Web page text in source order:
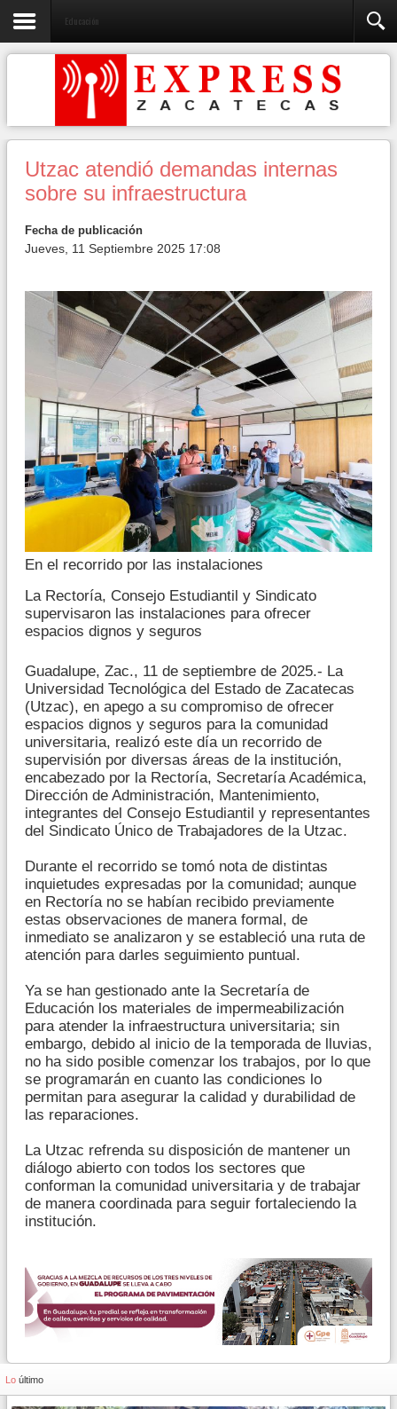
Educación
Utzac atendió demandas internas
sobre su infraestructura
Fecha de publicación
Jueves, 11 Septiembre 2025 17:08
En el recorrido por las instalaciones
La Rectoría, Consejo Estudiantil y Sindicato
supervisaron las instalaciones para ofrecer
espacios dignos y seguros
Guadalupe, Zac., 11 de septiembre de 2025.- La
Universidad Tecnológica del Estado de Zacatecas
(Utzac), en apego a su compromiso de ofrecer
espacios dignos y seguros para la comunidad
universitaria, realizó este día un recorrido de
supervisión por diversas áreas de la institución,
encabezado por la Rectoría, Secretaría Académica,
Dirección de Administración, Mantenimiento,
integrantes del Consejo Estudiantil y representantes
del Sindicato Único de Trabajadores de la Utzac.
Durante el recorrido se tomó nota de distintas
inquietudes expresadas por la comunidad; aunque
en Rectoría no se habían recibido previamente
estas observaciones de manera formal, de
inmediato se analizaron y se estableció una ruta de
atención para darles seguimiento puntual.
Ya se han gestionado ante la Secretaría de
Educación los materiales de impermeabilización
para atender la infraestructura universitaria; sin
embargo, debido al inicio de la temporada de lluvias,
no ha sido posible comenzar los trabajos, por lo que
se programarán en cuanto las condiciones lo
permitan para asegurar la calidad y durabilidad de
las reparaciones.
La Utzac refrenda su disposición de mantener un
diálogo abierto con todos los sectores que
conforman la comunidad universitaria y de trabajar
de manera coordinada para seguir fortaleciendo la
institución.
Lo último